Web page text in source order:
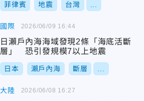
菲律賓 地震 台灣
國際
日瀨戶內海海域發現2條「海底活斷
層」 恐引發規模7以上地震
日本 瀨戶內海 斷層
2026/06/09 16:44
大陸 2026/06/08 16:27